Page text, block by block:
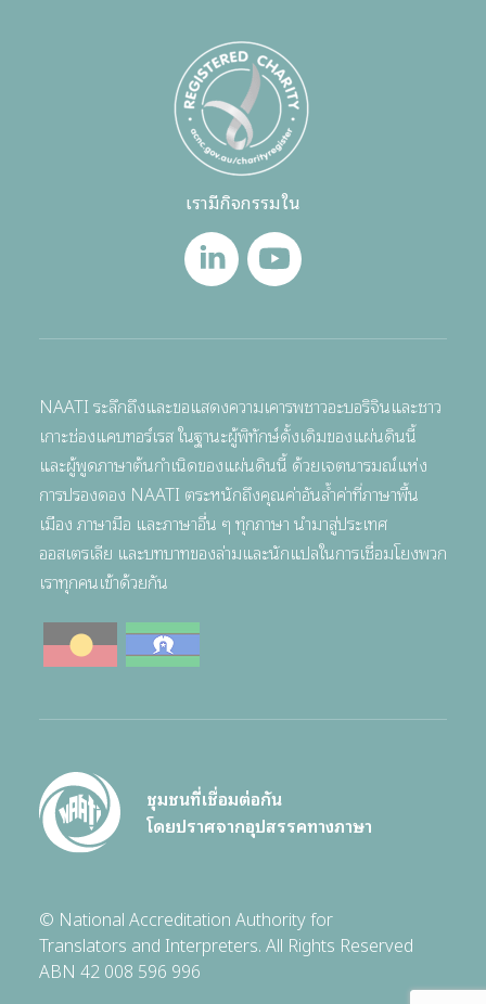
เรามีกิจกรรมใน
NAATI ระลึกถึงและขอแสดงความเคารพชาวอะบอริจินและชาว
เกาะช่องแคบทอร์เรส ในฐานะผู้พิทักษ์ดั้งเดิมของแผ่นดินนี้
และผู้พูดภาษาต้นกำเนิดของแผ่นดินนี้ ด้วยเจตนารมณ์แห่ง
การปรองดอง NAATI ตระหนักถึงคุณค่าอันล้ำค่าที่ภาษาพื้น
เมือง ภาษามือ และภาษาอื่น ๆ ทุกภาษา นำมาสู่ประเทศ
ออสเตรเลีย และบทบาทของล่ามและนักแปลในการเชื่อมโยงพวก
เราทุกคนเข้าด้วยกัน
ชุมชนที่เชื่อมต่อกัน
โดยปราศจากอุปสรรคทางภาษา
© National Accreditation Authority for
Translators and Interpreters. All Rights Reserved
ABN 42 008 596 996